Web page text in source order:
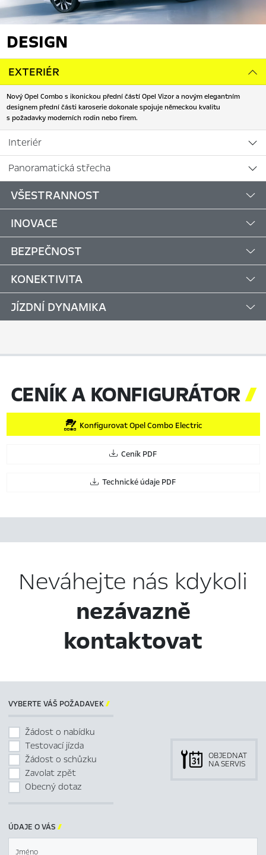
DESIGN
EXTERIÉR
Nový Opel Combo s ikonickou přední částí Opel Vizor a novým elegantním
designem přední části karoserie dokonale spojuje německou kvalitu
s požadavky moderních rodin nebo firem.
Interiér
Panoramatická střecha
VŠESTRANNOST
INOVACE
BEZPEČNOST
KONEKTIVITA
JÍZDNÍ DYNAMIKA
CENÍK A KONFIGURÁTOR
Konfigurovat Opel Combo Electric
Ceník PDF
Technické údaje PDF
Neváhejte nás kdykoli
nezávazně
kontaktovat
VYBERTE VÁŠ POŽADAVEK
Žádost o nabídku
Testovací jízda
Žádost o schůzku
Zavolat zpět
Obecný dotaz
OBJEDNAT
NA SERVIS
ÚDAJE O VÁS 
Jméno